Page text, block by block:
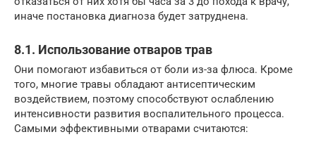
иначе постановка диагноза будет затруднена.
8.1. Использование отваров трав
Они помогают избавиться от боли из-за флюса. Кроме
того, многие травы обладают антисептическим
воздействием, поэтому способствуют ослаблению
интенсивности развития воспалительного процесса.
Самыми эффективными отварами считаются: